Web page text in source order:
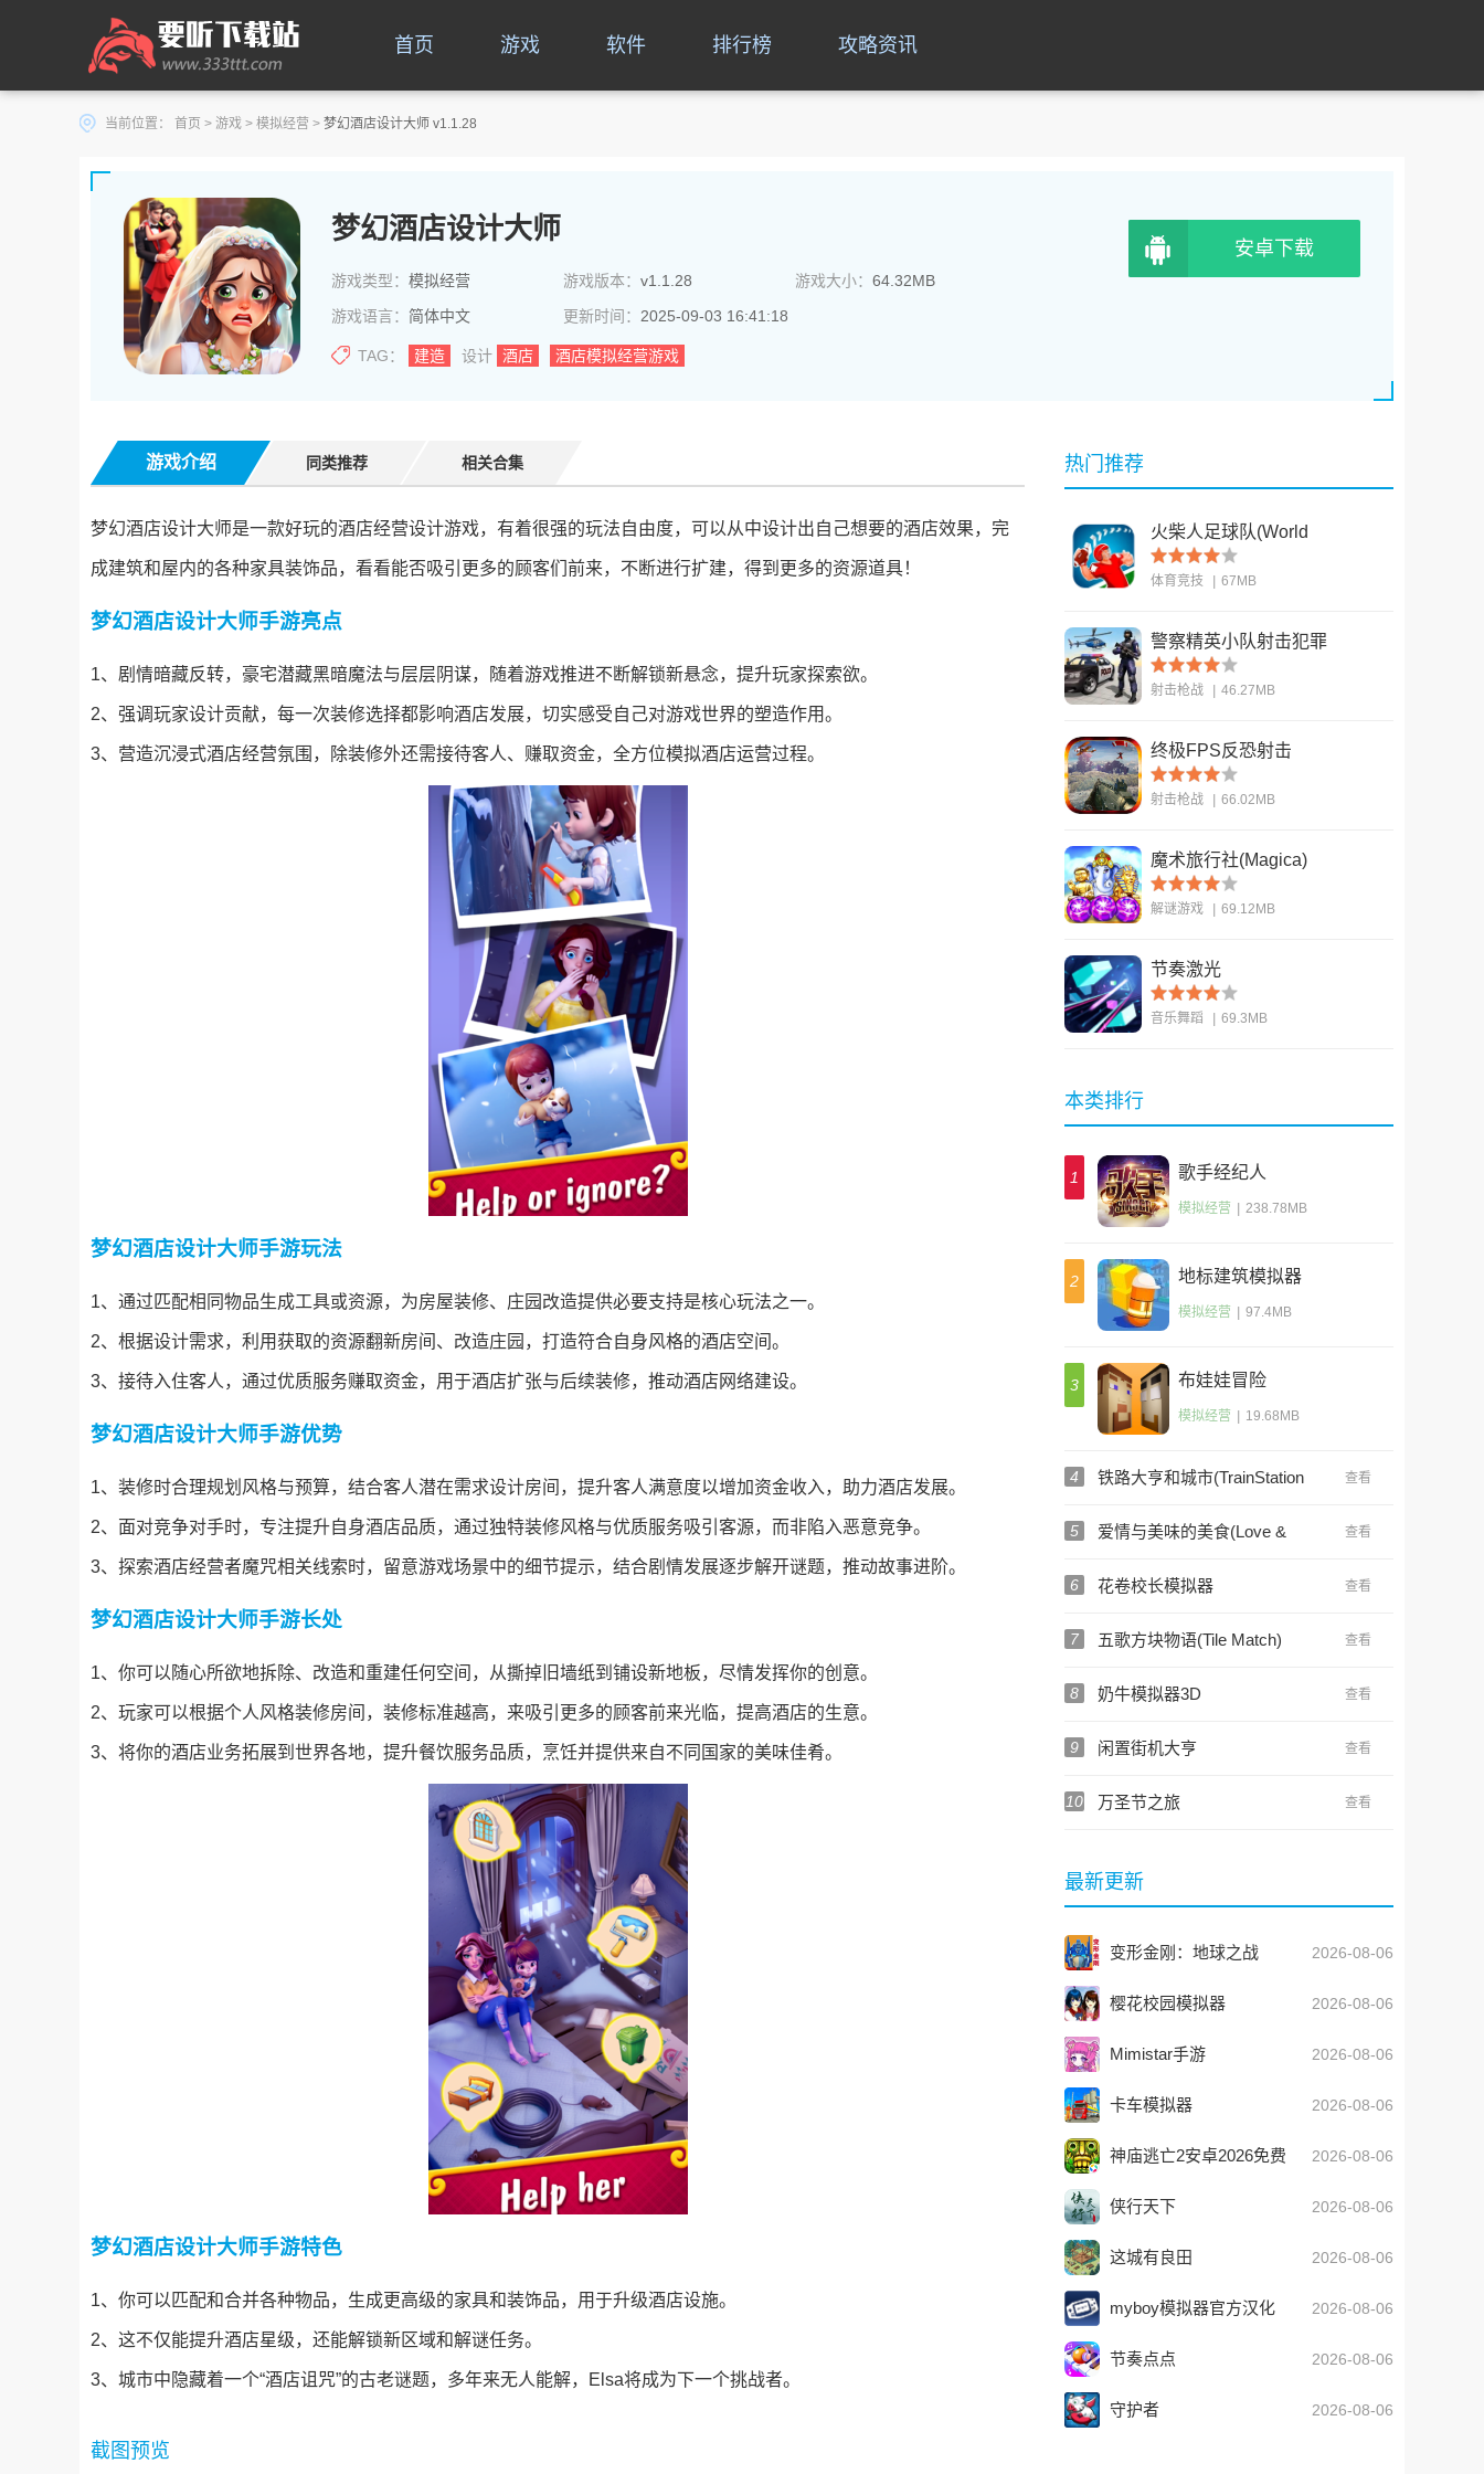
首页 游戏 软件 排行榜 攻略资讯
当前位置： 首页 > 游戏 > 模拟经营 > 梦幻酒店设计大师 v1.1.28
梦幻酒店设计大师
游戏类型： 模拟经营 游戏版本： v1.1.28 游戏大小： 64.32MB
游戏语言： 简体中文 更新时间： 2025-09-03 16:41:18
TAG： 建造 设计 酒店 酒店模拟经营游戏
安卓下载
游戏介绍 同类推荐 相关合集
梦幻酒店设计大师是一款好玩的酒店经营设计游戏，有着很强的玩法自由度，可以从中设计出自己想要的酒店效果，完
成建筑和屋内的各种家具装饰品，看看能否吸引更多的顾客们前来，不断进行扩建，得到更多的资源道具！
梦幻酒店设计大师手游亮点
1、剧情暗藏反转，豪宅潜藏黑暗魔法与层层阴谋，随着游戏推进不断解锁新悬念，提升玩家探索欲。
2、强调玩家设计贡献，每一次装修选择都影响酒店发展，切实感受自己对游戏世界的塑造作用。
3、营造沉浸式酒店经营氛围，除装修外还需接待客人、赚取资金，全方位模拟酒店运营过程。
梦幻酒店设计大师手游玩法
1、通过匹配相同物品生成工具或资源，为房屋装修、庄园改造提供必要支持是核心玩法之一。
2、根据设计需求，利用获取的资源翻新房间、改造庄园，打造符合自身风格的酒店空间。
3、接待入住客人，通过优质服务赚取资金，用于酒店扩张与后续装修，推动酒店网络建设。
梦幻酒店设计大师手游优势
1、装修时合理规划风格与预算，结合客人潜在需求设计房间，提升客人满意度以增加资金收入，助力酒店发展。
2、面对竞争对手时，专注提升自身酒店品质，通过独特装修风格与优质服务吸引客源，而非陷入恶意竞争。
3、探索酒店经营者魔咒相关线索时，留意游戏场景中的细节提示，结合剧情发展逐步解开谜题，推动故事进阶。
梦幻酒店设计大师手游长处
1、你可以随心所欲地拆除、改造和重建任何空间，从撕掉旧墙纸到铺设新地板，尽情发挥你的创意。
2、玩家可以根据个人风格装修房间，装修标准越高，来吸引更多的顾客前来光临，提高酒店的生意。
3、将你的酒店业务拓展到世界各地，提升餐饮服务品质，烹饪并提供来自不同国家的美味佳肴。
梦幻酒店设计大师手游特色
1、你可以匹配和合并各种物品，生成更高级的家具和装饰品，用于升级酒店设施。
2、这不仅能提升酒店星级，还能解锁新区域和解谜任务。
3、城市中隐藏着一个“酒店诅咒”的古老谜题，多年来无人能解，Elsa将成为下一个挑战者。
截图预览
热门推荐
火柴人足球队(World
Cup - Stickman
Soccer)
体育竞技 67MB
警察精英小队射击犯罪
(US Police Fps
Shooter)
射击枪战 46.27MB
终极FPS反恐射击
(ULTIMATE FPS
Counter Terrorist S)
射击枪战 66.02MB
魔术旅行社(Magica)
解谜游戏 69.12MB
节奏激光
音乐舞蹈 69.3MB
本类排行
1 歌手经纪人
模拟经营 238.78MB
2 地标建筑模拟器
模拟经营 97.4MB
3 布娃娃冒险
模拟经营 19.68MB
4
铁路大亨和城市(TrainStation
查看
5
爱情与美味的美食(Love &
查看
6 花卷校长模拟器 查看
7 五歌方块物语(Tile Match) 查看
8 奶牛模拟器3D 查看
9 闲置街机大亨 查看
10 万圣节之旅 查看
最新更新
变形金刚：地球之战 2026-08-06
樱花校园模拟器 2026-08-06
Mimistar手游 2026-08-06
卡车模拟器 2026-08-06
神庙逃亡2安卓2026免费
2026-08-06
侠行天下 2026-08-06
这城有良田 2026-08-06
myboy模拟器官方汉化
2026-08-06
节奏点点 2026-08-06
守护者 2026-08-06